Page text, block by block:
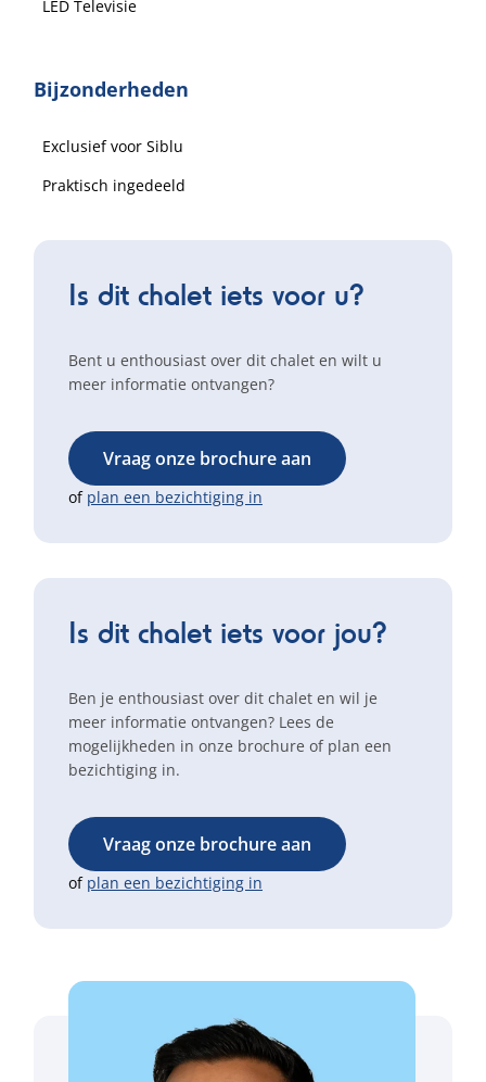
LED Televisie
Bijzonderheden
Exclusief voor Siblu
Praktisch ingedeeld
Is dit chalet iets voor u?
Bent u enthousiast over dit chalet en wilt u
meer informatie ontvangen?
Vraag onze brochure aan
of plan een bezichtiging in
Is dit chalet iets voor jou?
Ben je enthousiast over dit chalet en wil je
meer informatie ontvangen? Lees de
mogelijkheden in onze brochure of plan een
bezichtiging in.
Vraag onze brochure aan
of plan een bezichtiging in